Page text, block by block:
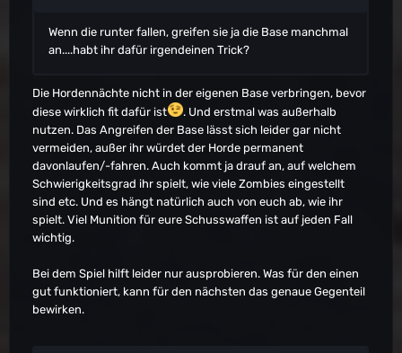
Wenn die runter fallen, greifen sie ja die Base manchmal
an....habt ihr dafür irgendeinen Trick?
Die Hordennächte nicht in der eigenen Base verbringen, bevor
diese wirklich fit dafür ist
. Und erstmal was außerhalb
nutzen. Das Angreifen der Base lässt sich leider gar nicht
vermeiden, außer ihr würdet der Horde permanent
davonlaufen/-fahren. Auch kommt ja drauf an, auf welchem
Schwierigkeitsgrad ihr spielt, wie viele Zombies eingestellt
sind etc. Und es hängt natürlich auch von euch ab, wie ihr
spielt. Viel Munition für eure Schusswaffen ist auf jeden Fall
wichtig.
Bei dem Spiel hilft leider nur ausprobieren. Was für den einen
gut funktioniert, kann für den nächsten das genaue Gegenteil
bewirken.